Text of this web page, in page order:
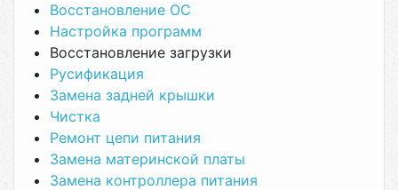
Восстановление ОС
Настройка программ
Восстановление загрузки
Русификация
Замена задней крышки
Чистка
Ремонт цепи питания
Замена материнской платы
Замена контроллера питания